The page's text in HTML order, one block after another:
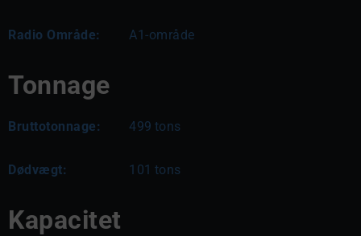
Radio Område: A1-område
Tonnage
Bruttotonnage: 499 tons
Dødvægt: 101 tons
Kapacitet